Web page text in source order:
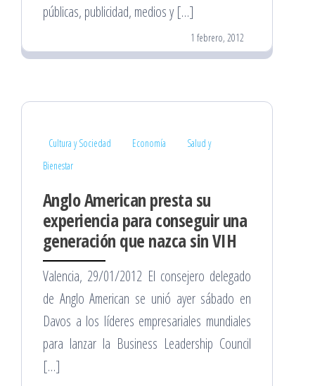
públicas, publicidad, medios y […]
1 febrero, 2012
Cultura y Sociedad Economía
Salud y
Bienestar
Anglo American presta su
experiencia para conseguir una
generación que nazca sin VIH
Valencia, 29/01/2012 El consejero delegado
de Anglo American se unió ayer sábado en
Davos a los líderes empresariales mundiales
para lanzar la Business Leadership Council
[…]